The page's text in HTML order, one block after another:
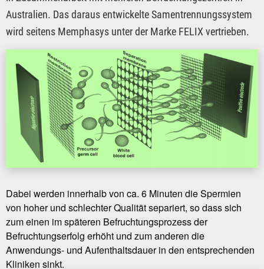
Australien. Das daraus entwickelte Samentrennungssystem
wird seitens Memphasys unter der Marke FELIX vertrieben.
Dabei werden innerhalb von ca. 6 Minuten die Spermien
von hoher und schlechter Qualität separiert, so dass sich
zum einen im späteren Befruchtungsprozess der
Befruchtungserfolg erhöht und zum anderen die
Anwendungs- und Aufenthaltsdauer in den entsprechenden
Kliniken sinkt.